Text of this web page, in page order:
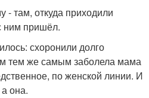
- там, откуда приходили
ним пришёл.
схоронили долго
тем же самым заболела мама
по женской линии. И
она.